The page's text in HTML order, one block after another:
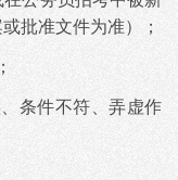
批准文件为准）；
条件不符、弄虚作